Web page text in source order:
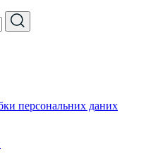
персональних даних